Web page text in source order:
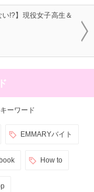
!?】現役女子高生＆
ーワード
EMMARYバイト
How to